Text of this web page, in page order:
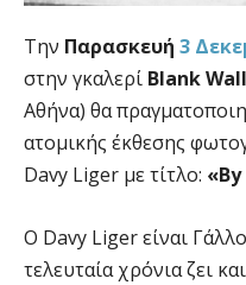
Την Παρασκευή 3
στην γκαλερί Blank Wall
Αθήνα) θα
ατομικής έκθεσης
Davy Liger με τίτλο:
Ο Davy Liger είναι
τελευταία χρόνια ζει